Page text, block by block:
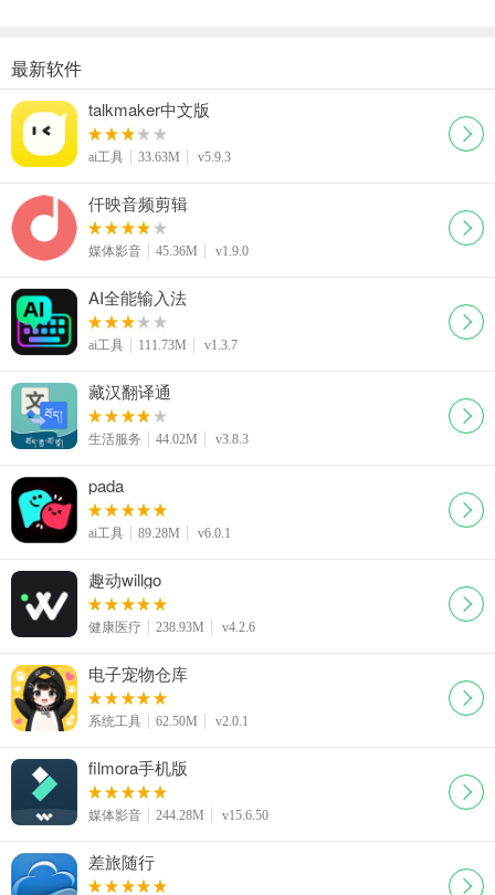
最新软件
talkmaker中文版
ai工具 33.63M v5.9.3
仟映音频剪辑
媒体影音 45.36M v1.9.0
AI全能输入法
ai工具 111.73M v1.3.7
藏汉翻译通
生活服务 44.02M v3.8.3
pada
ai工具 89.28M v6.0.1
趣动willgo
健康医疗 238.93M v4.2.6
电子宠物仓库
系统工具 62.50M v2.0.1
filmora手机版
媒体影音 244.28M v15.6.50
差旅随行